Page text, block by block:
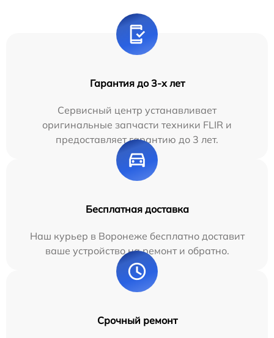
Гарантия до 3-х лет
Сервисный центр устанавливает
оригинальные запчасти техники FLIR и
предоставляет гарантию до 3 лет.
Бесплатная доставка
Наш курьер в Воронеже бесплатно доставит
ваше устройство на ремонт и обратно.
Срочный ремонт